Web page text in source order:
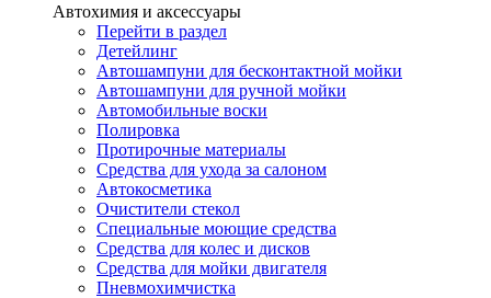
Автохимия и аксессуары
Перейти в раздел
Детейлинг
Автошампуни для бесконтактной мойки
Автошампуни для ручной мойки
Автомобильные воски
Полировка
Протирочные материалы
Средства для ухода за салоном
Автокосметика
Очистители стекол
Специальные моющие средства
Средства для колес и дисков
Средства для мойки двигателя
Пневмохимчистка